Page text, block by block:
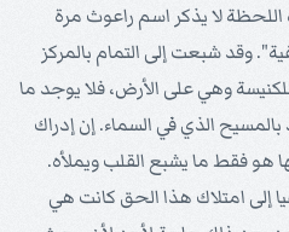
لا يذكر اسم راعوث مرة
وقد شبعت إلى التمام بالمركز
وهي على الأرض، فلا يوجد ما
الذي في السماء. إن إدراك
هو فقط ما يشبع القلب ويملأه.
إلى امتلاك هذا الحق كانت هي